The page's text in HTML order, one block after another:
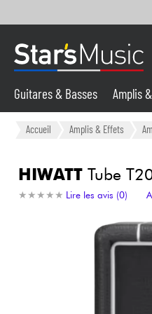
Guitares &
Synthés &
Micros & HF
Eclairage
Guitares & Basses Amplis
Accueil Amplis & Effets
HIWATTTube
★ ★ ★ ★ ★
★ ★ ★ ★ ★ Lire les avis (0)